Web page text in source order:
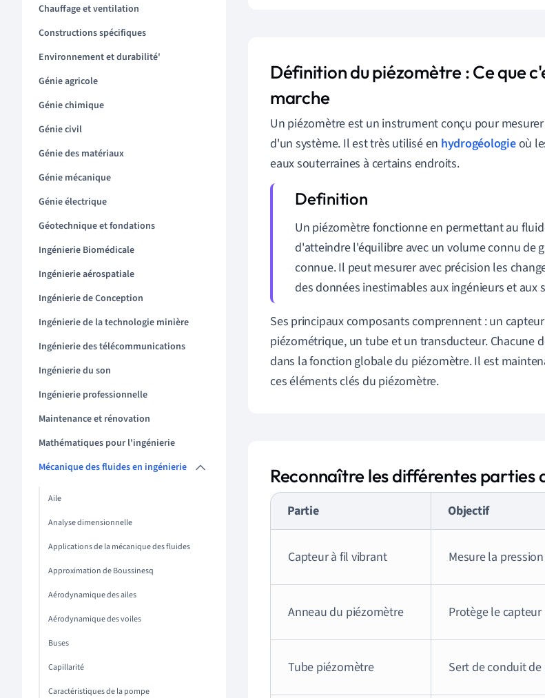
Chauffage et ventilation
Constructions spécifiques
Environnement et durabilité'
Génie agricole
Génie chimique
Génie civil
Génie des matériaux
Génie mécanique
Génie électrique
Géotechnique et fondations
Ingénierie Biomédicale
Ingénierie aérospatiale
Ingénierie de Conception
Ingénierie de la technologie minière
Ingénierie des télécommunications
Ingénierie du son
Ingénierie professionnelle
Maintenance et rénovation
Mathématiques pour l'ingénierie
Mécanique des fluides en ingénierie
Aile
Analyse dimensionnelle
Applications de la mécanique des fluides
Approximation de Boussinesq
Aérodynamique des ailes
Aérodynamique des voiles
Buses
Capillarité
Caractéristiques de la pompe
Définition du piézomètre : Ce que
marche
Un piézomètre est un instrument conçu pour
d'un système. Il est très utilisé en hydrogéologieoù
eaux souterraines à certains endroits.
Un piézomètre fonctionne en permettant au
d'atteindre l'équilibre avec un volume connu de
connue. Il peut mesurer avec précision les
des données inestimables aux ingénieurs et aux
Ses principaux composants comprennent : un
piézométrique, un tube et un transducteur. Chacune
dans la fonction globale du piézomètre. Il est
ces éléments clés du piézomètre.
Reconnaître les différentes parties
Partie Objectif
Capteur à fil vibrant Mesure la
Anneau du piézomètre Protège le capteur
Tube piézomètre Sert de conduit